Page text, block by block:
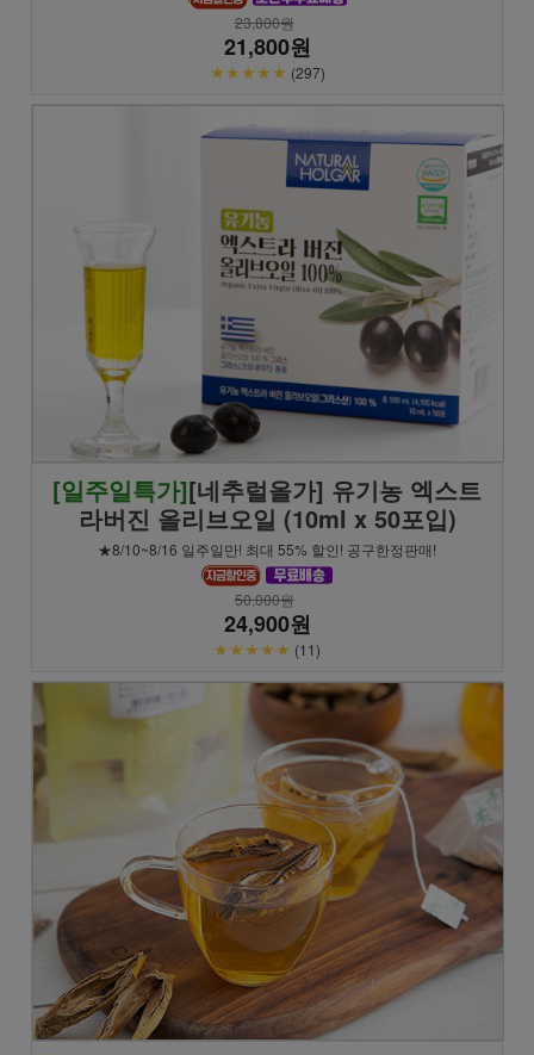
23,800원
21,800원
★★★★★ (297)
[일주일특가][네추럴올가] 유기농 엑스트
라버진 올리브오일 (10ml x 50포입)
★8/10~8/16 일주일만! 최대 55% 할인! 공구한정판매!
50,000원
24,900원
★★★★★ (11)